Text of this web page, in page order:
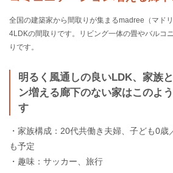
全国の建築家から間取りが集まるmadree（マド
4LDKの間取りです。リビング一体の畳やバルコ
りです。
明るく風通しの良いLDK、家族
ン増える廊下のない家はこのよ
す
・家族構成：20代共働き夫婦、子ども0
も予定
・趣味：サッカー、旅行